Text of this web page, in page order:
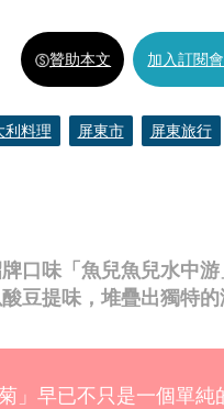
牌口味「魚兒魚兒水中
豆提味，堆疊出獨特的
贊助本文 加入訂閱
利料理 屏東市 屏東旅行
」早已不只是一個單